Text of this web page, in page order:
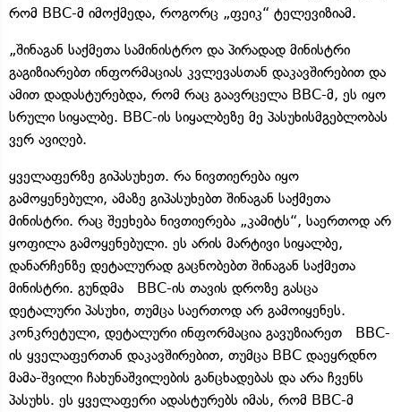
რომ BBC-მ იმოქმედა, როგორც „ფეიკ“ ტელევიზიამ.
„შინაგან საქმეთა სამინისტრო და პირადად მინისტრი
გაგიზიარებთ ინფორმაციას კვლევასთან დაკავშირებით და
ამით დადასტურებდა, რომ რაც გაავრცელა BBC-მ, ეს იყო
სრული სიყალბე. BBC-ის სიყალბეზე მე პასუხისმგებლობას
ვერ ავიღებ.
ყველაფერზე გიპასუხეთ. რა ნივთიერება იყო
გამოყენებული, ამაზე გიპასუხებთ შინაგან საქმეთა
მინისტრი. რაც შეეხება ნივთიერება „კამიტს“, საერთოდ არ
ყოფილა გამოყენებული. ეს არის მარტივი სიყალბე,
დანარჩენზე დეტალურად გაცნობებთ შინაგან საქმეთა
მინისტრი. გუნდმა BBC-ის თავის დროზე გასცა
დეტალური პასუხი, თუმცა საერთოდ არ გამოიყენეს.
კონკრეტული, დეტალური ინფორმაცია გავუზიარეთ BBC-
ის ყველაფერთან დაკავშირებით, თუმცა BBC დაეყრდნო
მამა-შვილი ჩახუნაშვილების განცხადებას და არა ჩვენს
პასუხს. ეს ყველაფერი ადასტურებს იმას, რომ BBC-მ